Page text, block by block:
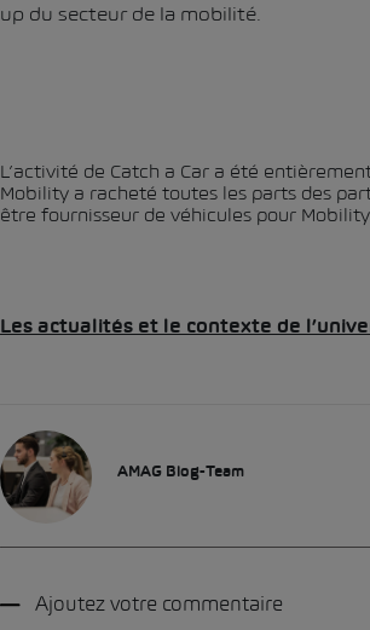
up du secteur de la mobilité.
L’activité de Catch a Car a été
Mobility a racheté toutes les parts des
être fournisseur de véhicules pour Mobility.
Les actualités et le contexte de
AMAG Blog-Team
Ajoutez votre commentaire